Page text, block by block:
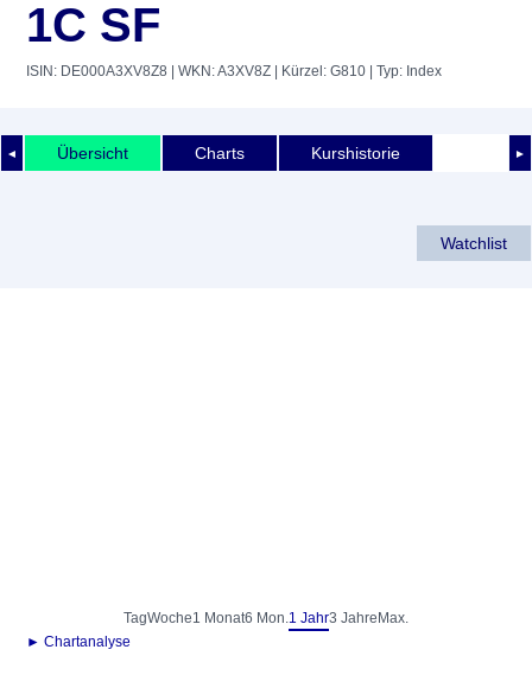
1C SF
ISIN: DE000A3XV8Z8 | WKN: A3XV8Z | Kürzel: G810 | Typ: Index
◄ ►
Übersicht Charts Kurshistorie
Watchlist
TagWoche1 Monat6 Mon.1 Jahr3 Jahre Max.
► Chartanalyse